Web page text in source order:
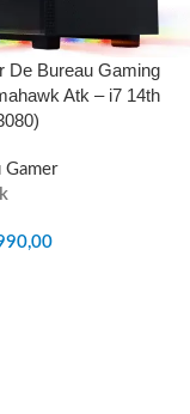
De Bureau Gaming
Atk – i7 14th
Gamer